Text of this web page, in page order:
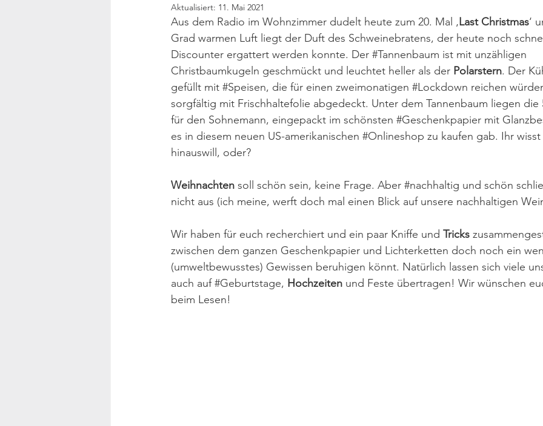
Aktualisiert: 11. Mai 2021
Aus dem Radio im Wohnzimmer dudelt heute zum 20. Mal ‚Last Christmas‘
Grad warmen Luft liegt der Duft des Schweinebratens, der heute noch
Discounter ergattert werden konnte. Der #Tannenbaum ist mit unzähligen
Christbaumkugeln geschmückt und leuchtet heller als der Polarstern. Der
gefüllt mit #Speisen, die für einen zweimonatigen #Lockdown reichen
sorgfältig mit Frischhaltefolie abgedeckt. Unter dem Tannenbaum liegen die
für den Sohnemann, eingepackt im schönsten #Geschenkpapier mit
es in diesem neuen US-amerikanischen #Onlineshop zu kaufen gab. Ihr
hinauswill, oder?
Weihnachten soll schön sein, keine Frage. Aber #nachhaltig und schön
nicht aus (ich meine, werft doch mal einen Blick auf unsere nachhaltigen
Wir haben für euch recherchiert und ein paar Kniffe und Tricks
zwischen dem ganzen Geschenkpapier und Lichterketten doch noch ein
(umweltbewusstes) Gewissen beruhigen könnt. Natürlich lassen sich viele
auch auf #Geburtstage, Hochzeiten und Feste übertragen! Wir wünschen
beim Lesen!